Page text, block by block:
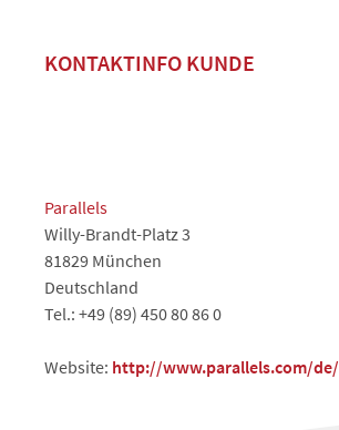
KONTAKTINFO KUNDE
Parallels
Willy-Brandt-Platz 3
81829 München
Deutschland
Tel.: +49 (89) 450 80 86 0
Website: http://www.parallels.com/de/